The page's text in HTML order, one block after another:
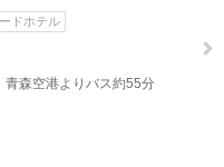
ドホテル
森空港よりバス約55分